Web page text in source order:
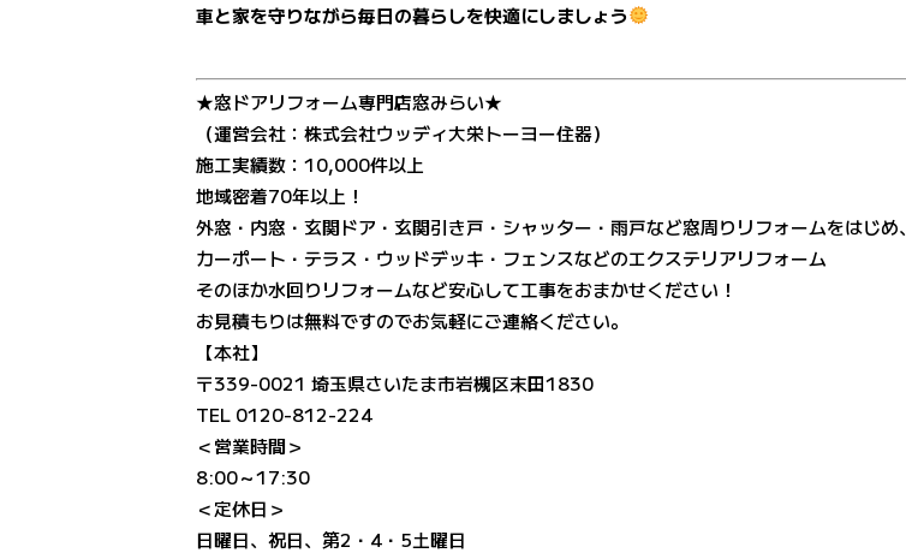
車と家を守りながら毎日の暮らしを快適にしましょう
★窓ドアリフォーム専門店窓みらい★
（運営会社：株式会社ウッディ大栄トーヨー住器）
施工実績数：10,000件以上
地域密着70年以上！
外窓・内窓・玄関ドア・玄関引き戸・シャッター・雨戸など窓周りリフォームをはじめ、
カーポート・テラス・ウッドデッキ・フェンスなどのエクステリアリフォーム
そのほか水回りリフォームなど安心して工事をおまかせください！
お見積もりは無料ですのでお気軽にご連絡ください。
【本社】
〒339-0021 埼玉県さいたま市岩槻区末田1830
TEL 0120-812-224
＜営業時間＞
8:00～17:30
＜定休日＞
日曜日、祝日、第2・4・5土曜日